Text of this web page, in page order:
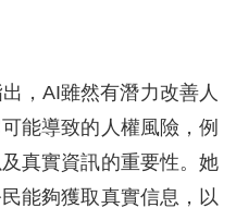
，AI雖然有潛力改善人
能導致的人權風險，例
真實資訊的重要性。她
能夠獲取真實信息，以